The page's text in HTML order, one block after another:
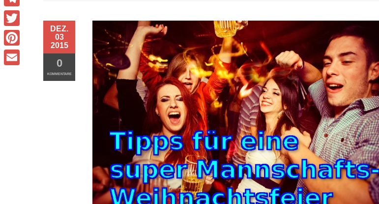
DEZ.
03
2015
0
KOMMENTARE
Telegram
Twitter
Pinterest